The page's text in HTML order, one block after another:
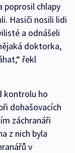
poprosil chlapy
Hasiči nosili lidi
a odnášeli
doktorka,
řekl
kontrolu ho
dohašovacích
záchranáři
z nich byla
v